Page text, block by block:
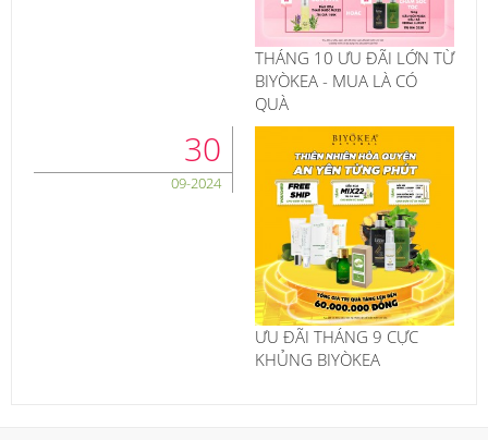
THÁNG 10 ƯU ĐÃI LỚN TỪ
BIYÒKEA - MUA LÀ CÓ
QUÀ
30
09-2024
ƯU ĐÃI THÁNG 9 CỰC
KHỦNG BIYÒKEA